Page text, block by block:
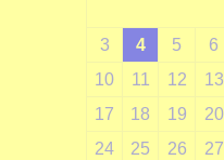
3
4 5 6
10
11 12 13
17
18 19 20
24
25 26 27